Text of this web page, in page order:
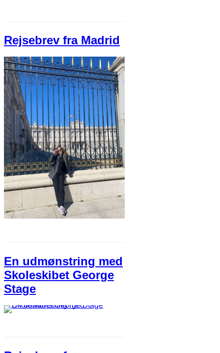
Rejsebrev fra Madrid
En udmønstring med
Skoleskibet George
Stage